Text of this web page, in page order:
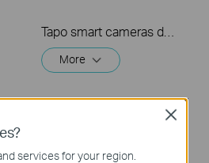
Tapo smart cameras do much more than traditional cameras. High resolution videos deliver crystal-clear images while smart motion detection and instant notifications make sure you never miss a thing. Two-way audio lets you communicate with your loved ones in real time.
More
services for your region.
Close